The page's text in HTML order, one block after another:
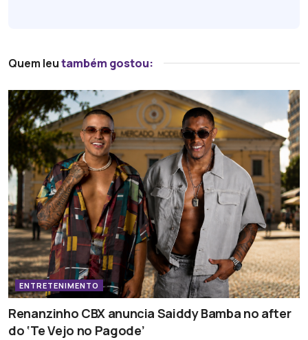
Quem leutambém gostou:
ENTRETENIMENTO
Renanzinho CBX anuncia Saiddy Bamba no after
do ‘Te Vejo no Pagode’